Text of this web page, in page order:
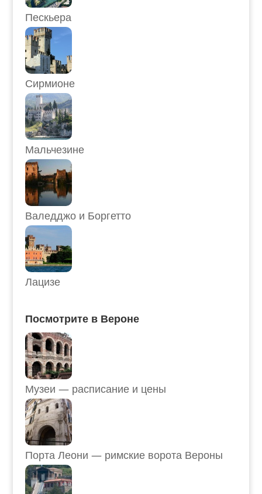
Пескьера
Сирмионе
Мальчезине
Валедджо и Боргетто
Лацизе
Посмотрите в Вероне
Музеи — расписание и цены
Порта Леони — римские ворота Вероны